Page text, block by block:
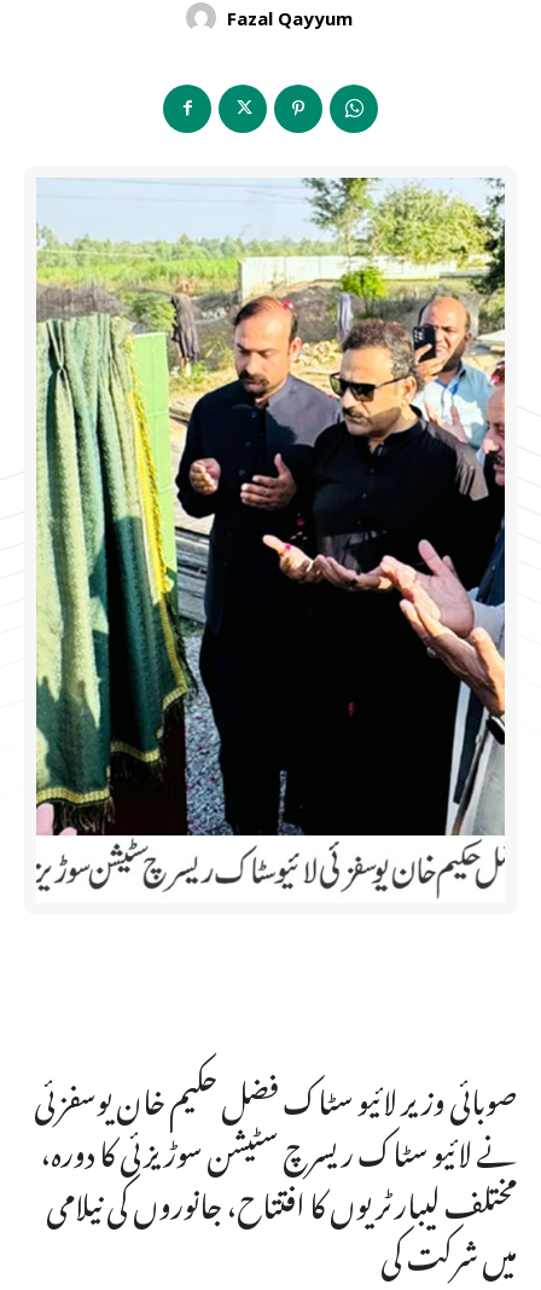
Fazal Qayyum
صوبائی وزیر لائیو سٹاک فضل حکیم خان یوسفزئی
نے لائیو سٹاک ریسرچ سٹیشن سوڑیزئی کا دورہ،
مختلف لیبارٹریوں کا افتتاح، جانوروں کی نیلامی
میں شرکت کی